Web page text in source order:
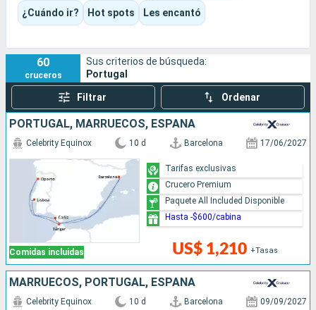
escalas fáciles de organizar, una auténtica identidad
marítima y un ritmo de visita muy agradable.
¿Cuándo ir? Hot spots Les encantó
60
cruceros
Sus criterios de búsqueda:
Portugal
Filtrar Ordenar
PORTUGAL, MARRUECOS, ESPAÑA
Comidas incluidas
Celebrity Equinox 10 d Barcelona 17/06/2027
US$ 1,210 +Tasas
Tarifas exclusivas
Crucero Premium
Paquete All Included Disponible
Hasta -$600/cabina
MARRUECOS, PORTUGAL, ESPAÑA
Celebrity Equinox 10 d Barcelona 09/09/2027